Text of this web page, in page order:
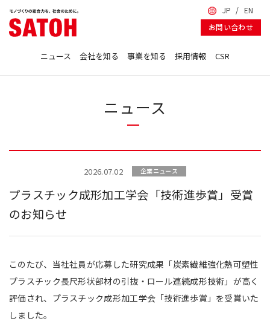
SATOH GROUP 佐藤鉄工所・
ニュース 会社を知る 事業を知る 採用情報 CSR
JP
EN
お問い合わせ
ニュース
2026.07.02 企業ニュース
プラスチック成形加工学会「技術進歩賞」受賞
のお知らせ
このたび、当社社員が応募した研究成果「炭素繊維強化熱可塑性
プラスチック長尺形状部材の引抜・ロール連続成形技術」が高く
評価され、プラスチック成形加工学会「技術進歩賞」を受賞いた
しました。